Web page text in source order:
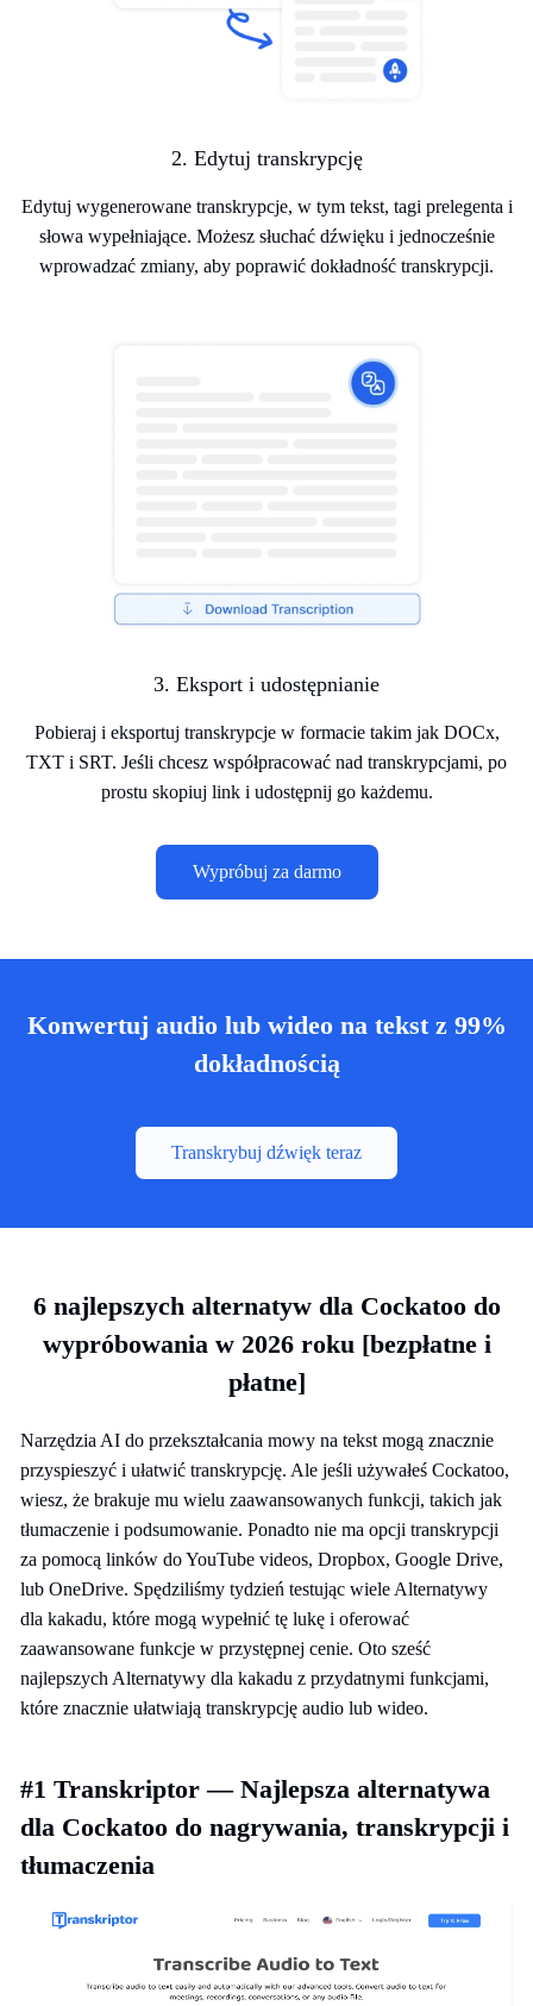
2. Edytuj transkrypcję
Edytuj wygenerowane transkrypcje, w tym tekst, tagi prelegenta i
słowa wypełniające. Możesz słuchać dźwięku i jednocześnie
wprowadzać zmiany, aby poprawić dokładność transkrypcji.
3. Eksport i udostępnianie
Pobieraj i eksportuj transkrypcje w formacie takim jak DOCx,
TXT i SRT. Jeśli chcesz współpracować nad transkrypcjami, po
prostu skopiuj link i udostępnij go każdemu.
Wypróbuj za darmo
Konwertuj audio lub wideo na tekst z 99%
dokładnością
Transkrybuj dźwięk teraz
6 najlepszych alternatyw dla Cockatoo do
wypróbowania w 2026 roku [bezpłatne i
płatne]
Narzędzia AI do przekształcania mowy na tekst mogą znacznie
przyspieszyć i ułatwić transkrypcję. Ale jeśli używałeś Cockatoo,
wiesz, że brakuje mu wielu zaawansowanych funkcji, takich jak
tłumaczenie i podsumowanie. Ponadto nie ma opcji transkrypcji
za pomocą linków do YouTube videos, Dropbox, Google Drive,
lub OneDrive. Spędziliśmy tydzień testując wiele Alternatywy
dla kakadu, które mogą wypełnić tę lukę i oferować
zaawansowane funkcje w przystępnej cenie. Oto sześć
najlepszych Alternatywy dla kakadu z przydatnymi funkcjami,
które znacznie ułatwiają transkrypcję audio lub wideo.
#1 Transkriptor — Najlepsza alternatywa
dla Cockatoo do nagrywania, transkrypcji i
tłumaczenia